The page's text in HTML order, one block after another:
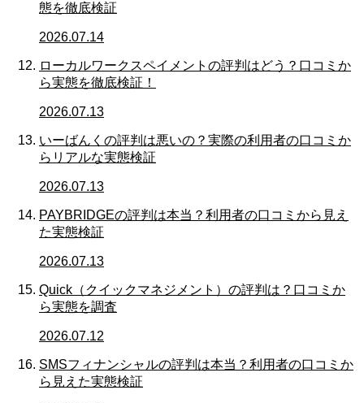
態を徹底検証
2026.07.14
ローカルワークスペイメントの評判はどう？口コミか
ら実態を徹底検証！
2026.07.13
いーばんくの評判は悪いの？実際の利用者の口コミか
らリアルな実態検証
2026.07.13
PAYBRIDGEの評判は本当？利用者の口コミから見え
た実態検証
2026.07.13
Quick（クイックマネジメント）の評判は？口コミか
ら実態を調査
2026.07.12
SMSフィナンシャルの評判は本当？利用者の口コミか
ら見えた実態検証